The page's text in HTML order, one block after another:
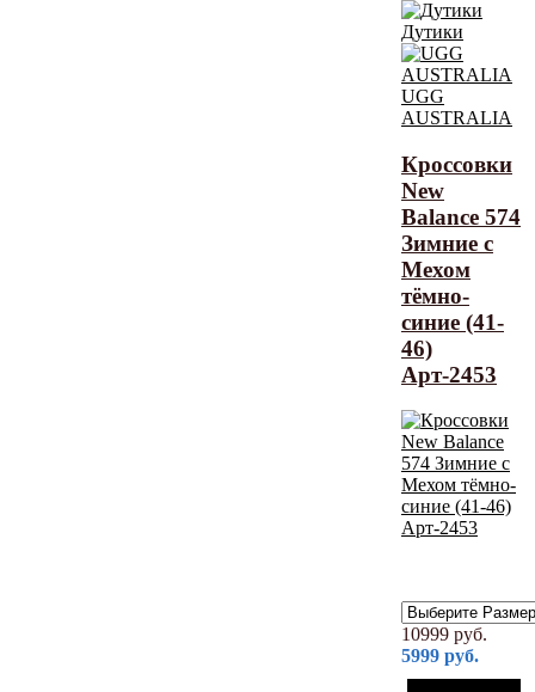
Дутики
UGG
AUSTRALIA
Кроссовки
New
Balance 574
Зимние с
Мехом
тёмно-
синие (41-
46)
Арт-2453
10999 руб.
5999 руб.